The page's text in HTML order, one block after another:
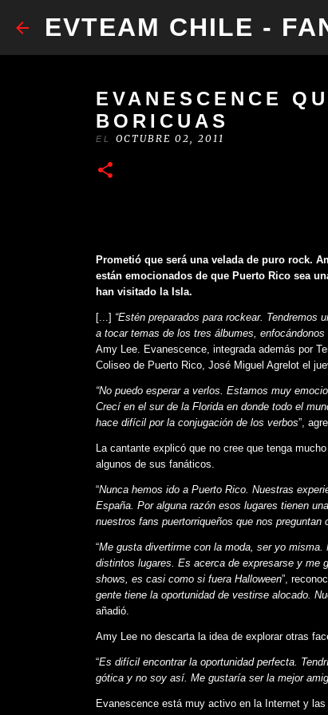
​EVTEAM CHILE -
EVANESCENCE
BORICUAS
EL OCTUBRE 02, 2011
Prometió que será una velada de puro rock.
están emocionados de que Puerto Rico sea
han visitado la Isla.
[...] “Estén preparados para rockear.
a tocar temas de los tres álbumes,
Amy Lee. Evanescence, integrada además por
Coliseo de Puerto Rico, José Miguel Agrelot el
“No puedo esperar a verlos. Estamos muy
Crecí en el sur de la Florida en donde todo el
hace difícil por la conjugación de los verbos”,
La cantante explicó que no cree que tenga
algunos de sus fanáticos.
“Nunca hemos ido a Puerto Rico. Nuestras
España. Por alguna razón esos lugares tienen
nuestros fans puertorriqueños que nos
“Me gusta divertirme con la moda, ser yo
distintos lugares. Es acerca de expresarse y me
shows, es casi como si fuera Halloween”,
gente tiene la oportunidad de vestirse alocado.
añadió.
Amy Lee no descarta la idea de explorar otras
“Es difícil encontrar la oportunidad perfecta.
gótica y no soy así. Me gustaría ser la mejor
Evanescence está muy activo en la Internet y